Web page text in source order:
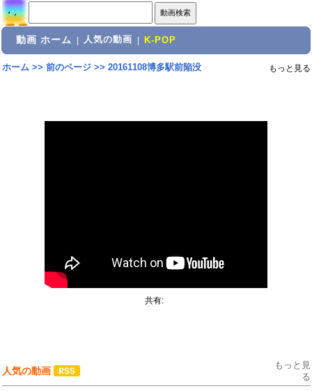
動画 ホーム 人気の動画 K-POP
ホーム>> 前のページ>> 20161108博多駅前陥没 もっと見る
共有:
人気の動画
もっと見
る